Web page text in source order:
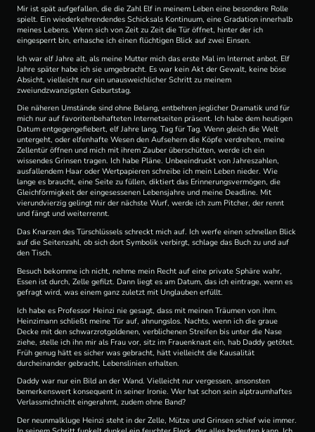
Mir ist spät aufgefallen, die die Zahl Elf in meinem Leben eine besondere Rolle
spielt. Ein wiederkehrendendes Schicksals Kontinuum, eine Gradation innerhalb
meines Lebens. Wenn sich von Zeit zu Zeit die Tür öffnet, hinter der ich
eingesperrt bin, erhasche ich einen flüchtigen Blick auf zwei Einsen.
Ich war elf Jahre alt, als meine Mutter mich das erste Mal im Internet anbot. Elf
Jahre später habe ich sie umgebracht. Es war kein Akt der Gewalt, keine böse
Absicht, vielleicht nur ein unausweichlicher Schritt zu meinem
zweiundzwanzigsten Geburtstag.
Die näheren Umstände sind ohne Belang, entbehren jeglicher Dramatik und für
mich nur auf favoritenbehafteten Internetseiten präsent. Ich habe dem heutigen
Datum entgegengefiebert, elf Jahre lang, Tag für Tag. Wenn gleich die Welt
untergeht, oder elfenhafte Wesen den Aufsehern die Köpfe verdrehen, meine
Zellentür öffnen und mich mit ihrem Zauber überschütten, werde ich ein
wissendes Grinsen tragen. Ich habe Pläne. Unbeeindruckt von Jahreszahlen,
ausfallendem Haar oder Wertpapieren schreibe ich mein Leben nieder. Wie
lange es braucht, eine Seite zu füllen, diktiert das Erinnerungsvermögen, die
Gleichförmigkeit der eingesessenen Lebensjahre und meine Deadline. Mit
vierundvierzig gelingt mir der nächste Wurf, werde ich zum Pitcher, der rennt
und fängt und weiterrennt.
Das Knarzen des Türschlüssels schreckt mich auf. Ich werfe einen schnellen Blick
auf die Seitenzahl, ob sich dort Symbolik verbirgt, schlage das Buch zu und auf
den Tisch.
Besuch bekomme ich nicht, nehme mein Recht auf eine private Sphäre wahr,
Essen ist durch, Zelle gefilzt. Dann liegt es am Datum, das ich eintrage, wenn es
gefragt wird, was einem ganz zuletzt mit Unglauben erfüllt.
Ich habe es Professor Heinzi nie gesagt, dass mit meinen Träumen von ihm.
Heinzimann schließt meine Tür auf, ahnungslos. Nachts, wenn ich die graue
Decke mit den schwarzrotgoldenen, verblichenen Streifen bis unter die Nase
ziehe, stelle ich ihn mir als Frau vor, sitz im Frauenknast ein, hab Daddy getötet.
Früh genug hätt es sicher was gebracht, hätt vielleicht die Kausalität
durcheinander gebracht, Lebenslinien erhalten.
Daddy war nur ein Bild an der Wand. Vielleicht nur vergessen, ansonsten
bemerkenswert konsequent in seiner Ironie. Wer hat schon sein alptraumhaftes
Verlassmichnicht eingerahmt, zudem ohne Band?
Der neunmalkluge Heinzi steht in der Zelle, Mütze und Grinsen schief wie immer.